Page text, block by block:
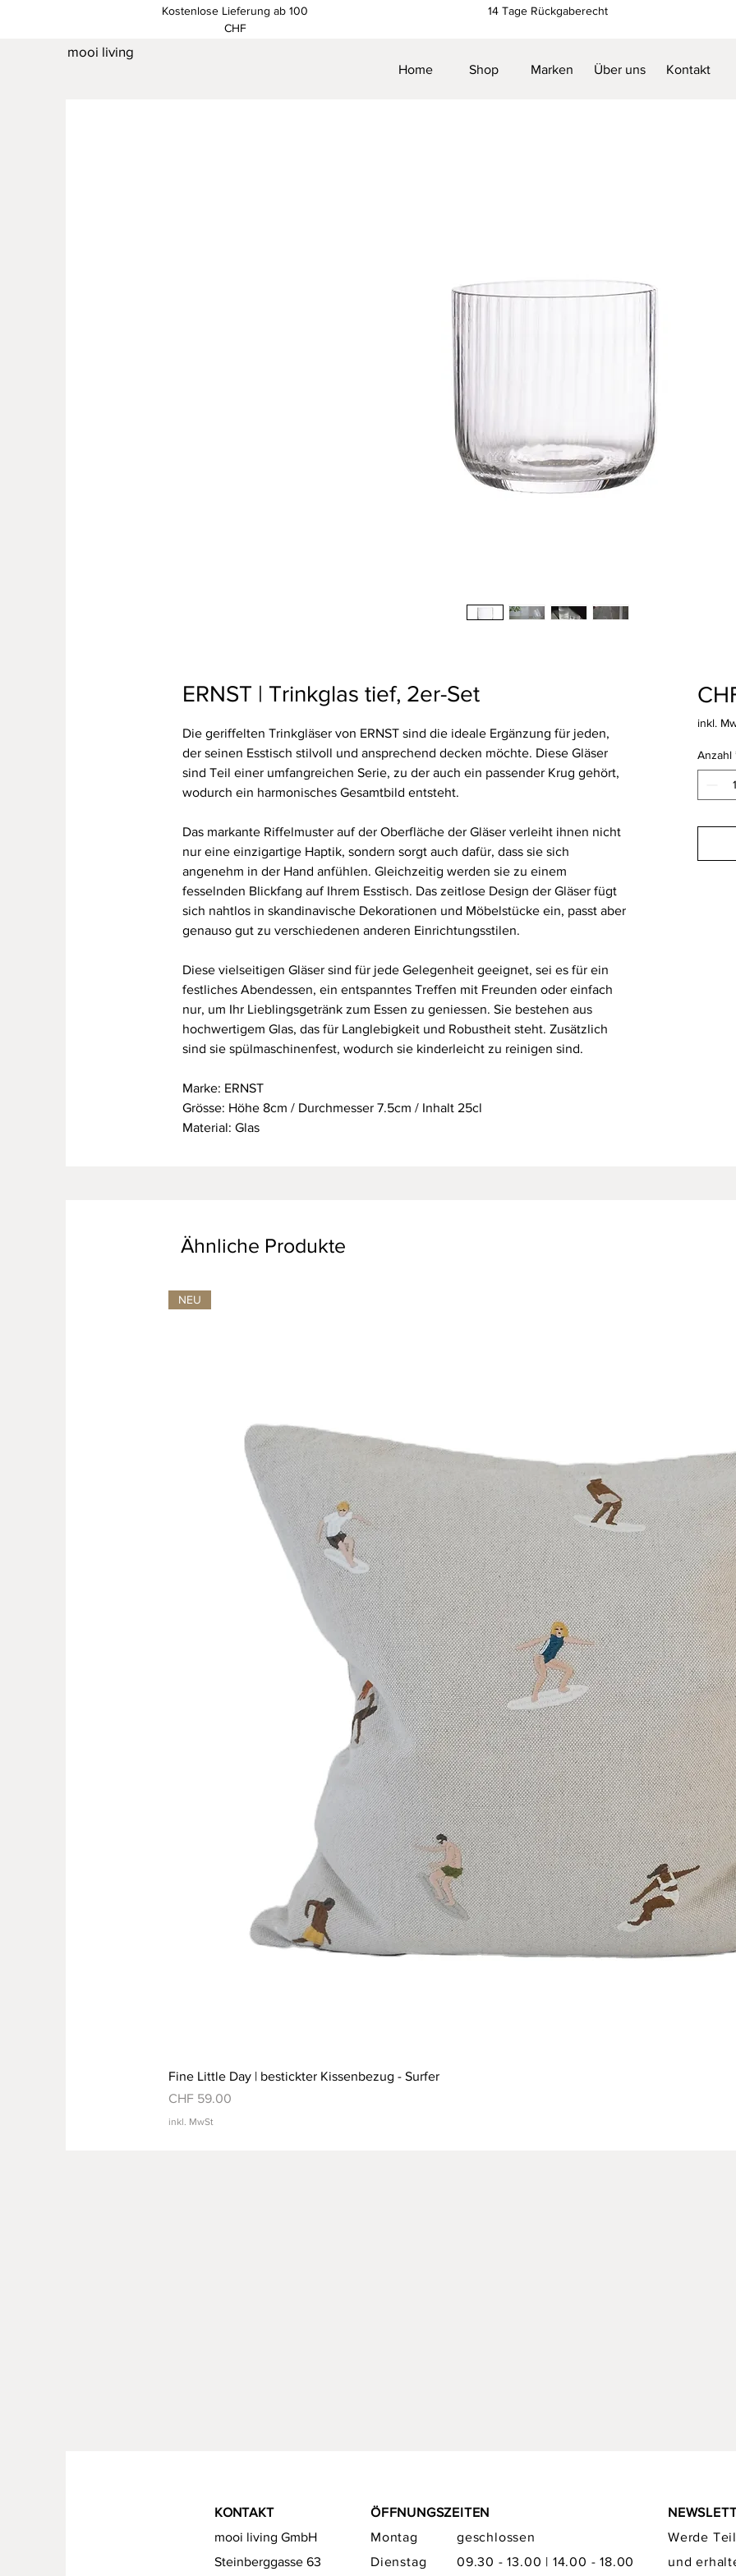
mooi living
Kostenlose Lieferung ab 100
CHF
14 Tage Rückgaberecht
Home Shop Marken Über uns Kontakt
ERNST | Trinkglas tief, 2er-Set
Die geriffelten Trinkgläser von ERNST sind die ideale Ergänzung für jeden,
der seinen Esstisch stilvoll und ansprechend decken möchte. Diese Gläser
sind Teil einer umfangreichen Serie, zu der auch ein passender Krug gehört,
wodurch ein harmonisches Gesamtbild entsteht.
Das markante Riffelmuster auf der Oberfläche der Gläser verleiht ihnen nicht
nur eine einzigartige Haptik, sondern sorgt auch dafür, dass sie sich
angenehm in der Hand anfühlen. Gleichzeitig werden sie zu einem
fesselnden Blickfang auf Ihrem Esstisch. Das zeitlose Design der Gläser fügt
sich nahtlos in skandinavische Dekorationen und Möbelstücke ein, passt aber
genauso gut zu verschiedenen anderen Einrichtungsstilen.
Diese vielseitigen Gläser sind für jede Gelegenheit geeignet, sei es für ein
festliches Abendessen, ein entspanntes Treffen mit Freunden oder einfach
nur, um Ihr Lieblingsgetränk zum Essen zu geniessen. Sie bestehen aus
hochwertigem Glas, das für Langlebigkeit und Robustheit steht. Zusätzlich
sind sie spülmaschinenfest, wodurch sie kinderleicht zu reinigen sind.
Marke: ERNST
Grösse: Höhe 8cm / Durchmesser 7.5cm / Inhalt 25cl
Material: Glas
inkl.
Anzahl
Ähnliche Produkte
NEU
Fine Little Day | bestickter Kissenbezug - Surfer
Preis
CHF 59.00
inkl. MwSt
KONTAKT
mooi living GmbH
Steinberggasse 63
ÖFFNUNGSZEITEN
Montag
Dienstag
geschlossen
09.30 - 13.00 | 14.00 - 18.00
Werde
und